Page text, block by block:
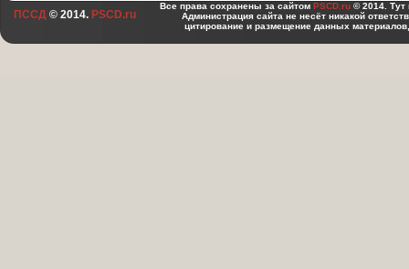
ПССД © 2014. PSCD.ru
Все права сохранены за сайтом PSCD.ru © 2014. Тут
Администрация сайта не несёт никакой
цитирование и размещение данных